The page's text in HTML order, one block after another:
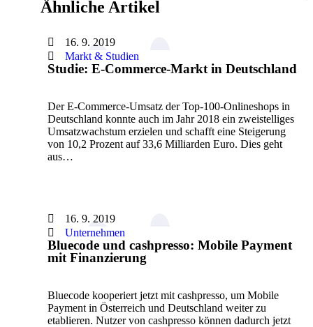
Ähnliche Artikel
16. 9. 2019
Markt & Studien
Studie: E-Commerce-Markt in Deutschland
Der E-Commerce-Umsatz der Top-100-Onlineshops in
Deutschland konnte auch im Jahr 2018 ein zweistelliges
Umsatzwachstum erzielen und schafft eine Steigerung
von 10,2 Prozent auf 33,6 Milliarden Euro. Dies geht
aus…
16. 9. 2019
Unternehmen
Bluecode und cashpresso: Mobile Payment
mit Finanzierung
Bluecode kooperiert jetzt mit cashpresso, um Mobile
Payment in Österreich und Deutschland weiter zu
etablieren. Nutzer von cashpresso können dadurch jetzt